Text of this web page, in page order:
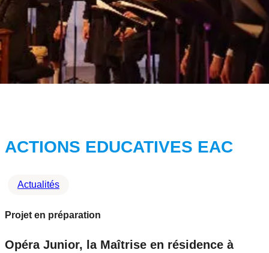
ACTIONS EDUCATIVES EAC
Actualités
Projet en préparation
Opéra Junior, la Maîtrise en résidence à